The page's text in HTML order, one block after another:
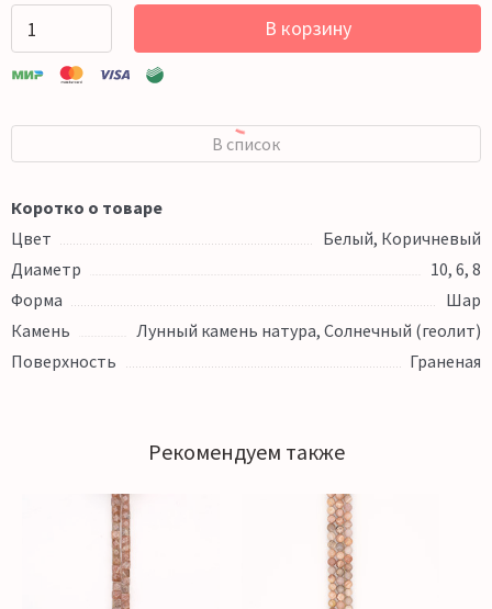
В корзину
В список
Коротко о товаре
Цвет
Белый, Коричневый
Диаметр
10, 6, 8
Форма
Шар
Камень
Лунный камень натура, Солнечный (геолит)
Поверхность
Граненая
Рекомендуем также